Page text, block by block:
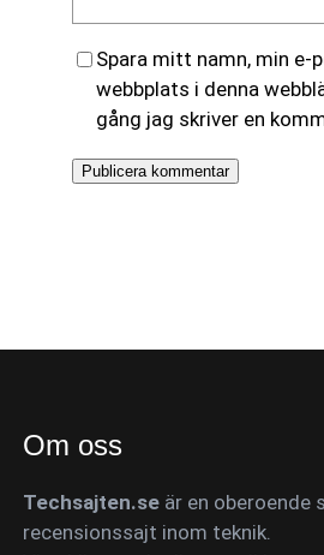
Spara mitt namn, min e-
webbplats i denna
gång jag skriver en
Om oss
Techsajten.se är en oberoende
recensionssajt inom teknik.